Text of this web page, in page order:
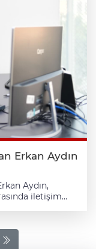
Erkan Aydın
Aydın,
iletişim
saat